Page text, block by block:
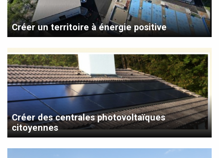
Créer un territoire à énergie positive
Créer des centrales photovoltaïques
citoyennes